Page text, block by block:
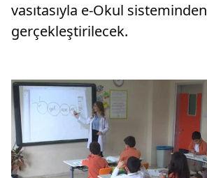
vasıtasıyla e-Okul sisteminden
gerçekleştirilecek.